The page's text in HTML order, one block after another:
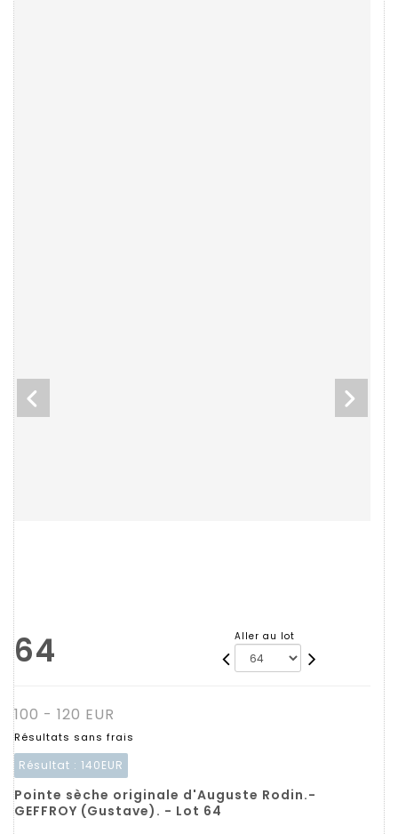
64 Aller au lot
100 - 120 EUR
Résultats sans frais
Résultat : 140EUR
Pointe sèche originale d'Auguste Rodin.-
GEFFROY (Gustave). - Lot 64